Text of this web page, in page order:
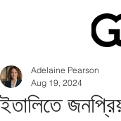
ইতালিতে
Adelaine Pearson
Aug 19, 2024